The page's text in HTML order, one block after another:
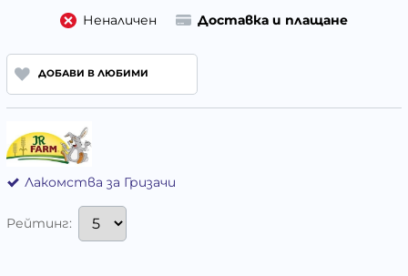
Неналичен Доставка и плащане
ДОБАВИ В ЛЮБИМИ
Лакомства за Гризачи
Рейтинг: